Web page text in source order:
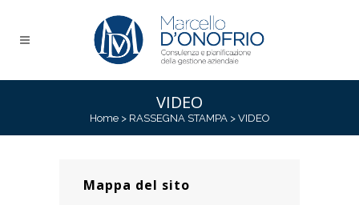
VIDEO
Home> RASSEGNA STAMPA> VIDEO
Mappa del sito